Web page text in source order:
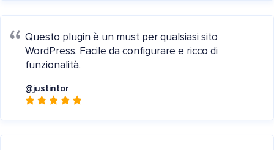
Questo plugin è un must per qualsiasi sito
WordPress. Facile da configurare e ricco di
funzionalità.
@justintor